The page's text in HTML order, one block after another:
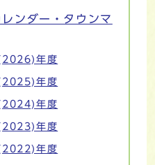
ンダー・タウンマ
年度
年度
年度
年度
年度